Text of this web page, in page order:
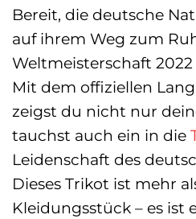
Bereit, die deutsche
auf ihrem Weg zum
Weltmeisterschaft
Mit dem offiziellen
zeigst du nicht nur
tauchst auch ein in die
Leidenschaft des
Dieses Trikot ist mehr
Kleidungsstück – es ist